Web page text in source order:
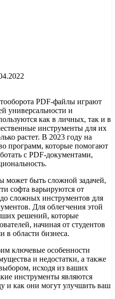
PDF-файлы играют
универсальности и
как в личных, так и в
инструменты для их
растет. В 2023 году на
программ, которые помогают
с PDF-документами,
быть сложной задачей,
софта варьируются от
сложных инструментов для
Для облегчения этой
решений, которые
начиная от студентов
в области бизнеса.
ключевые особенности
и недостатки, а также
исходя из ваших
инструменты являются
и как они могут улучшить ваш